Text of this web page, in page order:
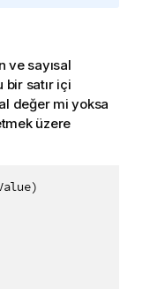
ve sayısal
satır içi
değer mi yoksa
üzere